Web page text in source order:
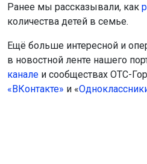
Ранее мы рассказывали, как
количества детей в семье.
Ещё больше интересной и
в новостной ленте нашего
канале и сообществах ОТС-
«ВКонтакте» и «